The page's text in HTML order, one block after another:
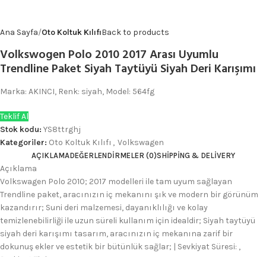
Ana Sayfa Oto Koltuk KılıfıBack to products
Volkswogen Polo 2010 2017 Arası Uyumlu
Trendline Paket Siyah Taytüyü Siyah Deri Karışımı
Marka: AKINCI, Renk: siyah, Model: 564fg
Teklif Al
Stok kodu: YS8ttrghj
Kategoriler: Oto Koltuk Kılıfı , Volkswagen
AÇIKLAMADEĞERLENDIRMELER (0)SHIPPING & DELIVERY
Açıklama
Volkswagen Polo 2010; 2017 modelleri ile tam uyum sağlayan
Trendline paket, aracınızın iç mekanını şık ve modern bir görünüm
kazandırır; Suni deri malzemesi, dayanıklılığı ve kolay
temizlenebilirliği ile uzun süreli kullanım için idealdir; Siyah taytüyü
siyah deri karışımı tasarım, aracınızın iç mekanına zarif bir
dokunuş ekler ve estetik bir bütünlük sağlar; | Sevkiyat Süresi: ,